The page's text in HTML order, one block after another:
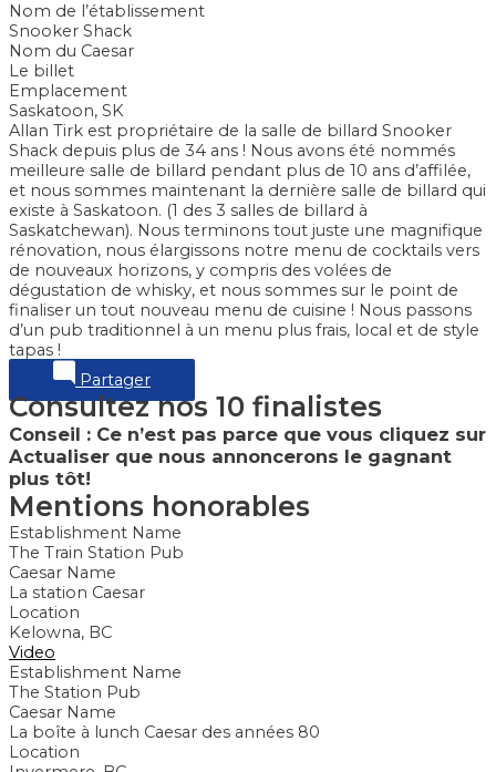
Nom de l’établissement
Snooker Shack
Nom du Caesar
Le billet
Emplacement
Saskatoon, SK
Allan Tirk est propriétaire de la salle de billard Snooker
Shack depuis plus de 34 ans ! Nous avons été nommés
meilleure salle de billard pendant plus de 10 ans d’affilée,
et nous sommes maintenant la dernière salle de billard qui
existe à Saskatoon. (1 des 3 salles de billard à
Saskatchewan). Nous terminons tout juste une magnifique
rénovation, nous élargissons notre menu de cocktails vers
de nouveaux horizons, y compris des volées de
dégustation de whisky, et nous sommes sur le point de
finaliser un tout nouveau menu de cuisine ! Nous passons
d’un pub traditionnel à un menu plus frais, local et de style
tapas !
Partager
Consultez nos 10 finalistes
Conseil : Ce n’est pas parce que vous cliquez sur
Actualiser que nous annoncerons le gagnant
plus tôt!
Mentions honorables
Establishment Name
The Train Station Pub
Caesar Name
La station Caesar
Location
Kelowna, BC
Video
Establishment Name
The Station Pub
Caesar Name
La boîte à lunch Caesar des années 80
Location